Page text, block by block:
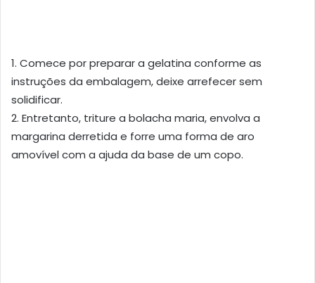
1. Comece por preparar a gelatina conforme as
instruções da embalagem, deixe arrefecer sem
solidificar.
2. Entretanto, triture a bolacha maria, envolva a
margarina derretida e forre uma forma de aro
amovível com a ajuda da base de um copo.